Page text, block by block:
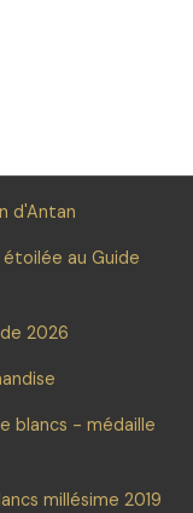
d'Antan
étoilée au Guide
2026
blancs - médaille
millésime 2019